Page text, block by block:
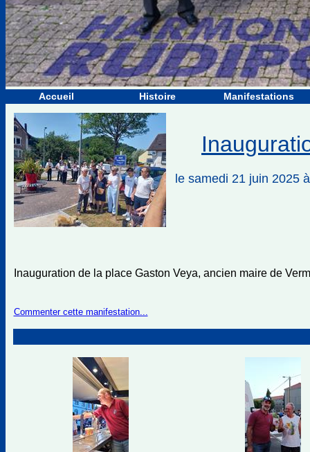
Accueil Histoire Manifestations
le samedi 21 juin 2025
Inauguration de la place Gaston Veya, ancien maire de
Commenter cette manifestation...